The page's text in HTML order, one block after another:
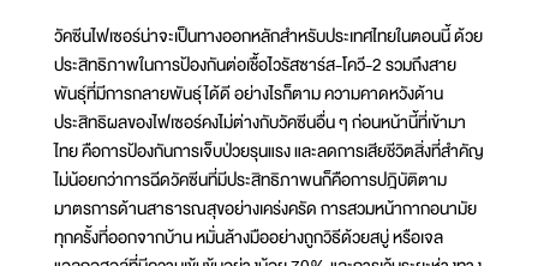
วัคซีนไฟเซอร์น่าจะเป็นทางออกหลักสำหรับประเทศไทยในตอนนี้ ด้วย
ประสิทธิภาพในการป้องกันต่อเชื้อไวรัสซาร์ส-โควี-2 รวมถึงสาย
พันธุ์ที่มีการกลายพันธุ์ได้ดี อย่างไรก็ตาม ความคาดหวังด้าน
ประสิทธิผลของไฟเซอร์คงไม่ต่างกับวัคซีนอื่น ๆ ก่อนหน้านี้ที่เข้ามา
ไทย คือการป้องกันการเจ็บป่วยรุนแรง และลดการเสียชีวิตสิ่งที่สำคัญ
ไม่น้อยกว่าการฉีดวัคซีนที่มีประสิทธิภาพนก็คือการปฎิบัติตาม
มาตรการด้านสาธารณสุขอย่างเคร่งครัด การสวมหน้ากากอนามัย
ทุกครั้งที่ออกจากบ้าน หมั่นล้างมืออย่างถูกวิธีด้วยสบู่ หรือเจล